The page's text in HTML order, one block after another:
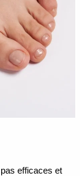
efficaces et